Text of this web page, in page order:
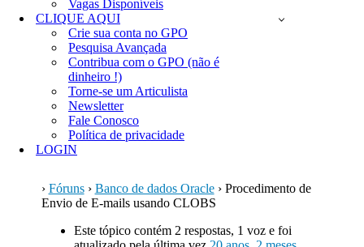
Vagas Disponíveis
CLIQUE AQUI
Crie sua conta no GPO
Pesquisa Avançada
Contribua com o GPO (não é
dinheiro !)
Torne-se um Articulista
Newsletter
Fale Conosco
Política de privacidade
LOGIN
› Fóruns › Banco de dados Oracle › Procedimento de
Envio de E-mails usando CLOBS
Este tópico contém 2 respostas, 1 voz e foi